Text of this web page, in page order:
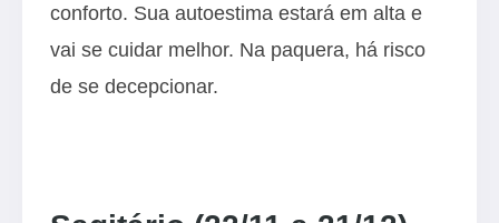
conforto. Sua autoestima estará em alta e
vai se cuidar melhor. Na paquera, há risco
de se decepcionar.